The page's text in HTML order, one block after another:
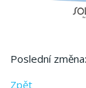
Poslední
Zpět